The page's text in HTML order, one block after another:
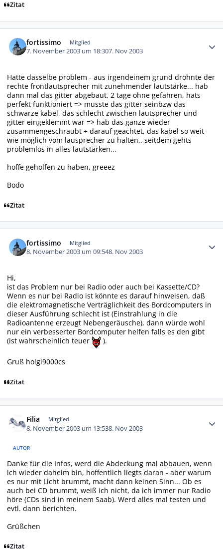
Zitat
fortissimo Mitglied
7. November 2003 um 18:307. Nov 2003
Hatte dasselbe problem - aus irgendeinem grund dröhnte der
rechte frontlautsprecher mit zunehmender lautstärke... hab
dann mal das gitter abgebaut, 2 tage ohne gefahren, hats
perfekt funktioniert => musste das gitter seinbzw das
schwarze kabel, das schlecht zwischen lautsprecher und
gitter eingeklemmt war => hab das ganze wieder
zusammengeschraubt + darauf geachtet, das kabel so weit
wie möglich vom lausprecher zu halten.. seitdem gehts
problemlos in alles lautstärken...
hoffe geholfen zu haben, greeez
Bodo
Zitat
fortissimo Mitglied
8. November 2003 um 09:548. Nov 2003
Hi,
ist das Problem nur bei Radio oder auch bei Kassette/CD?
Wenn es nur bei Radio ist könnte es darauf hinweisen, daß
die elektromagnetische Verträglichkeit des Bordcomputers in
dieser Ausführung schlecht ist (Einstrahlung in die
Radioantenne erzeugt Nebengeräusche), dann würde wohl
nur ein verbesserter Bordcomputer helfen falls es den gibt
(ist wahrscheinlich teuer
).
Gruß holgi9000cs
Zitat
Filia Mitglied
8. November 2003 um 13:538. Nov 2003
AUTOR
Danke für die Infos, werd die Abdeckung mal abbauen, wenn
ich wieder daheim bin, hoffentlich liegts daran - aber warum
es nur mit Licht brummt, macht dann keinen Sinn... Ob es
auch bei CD brummt, weiß ich nicht, da ich immer nur Radio
höre (CDs sind in meinem Saab). Werd alles mal testen und
evtl. dann berichten.
Grüßchen
Zitat